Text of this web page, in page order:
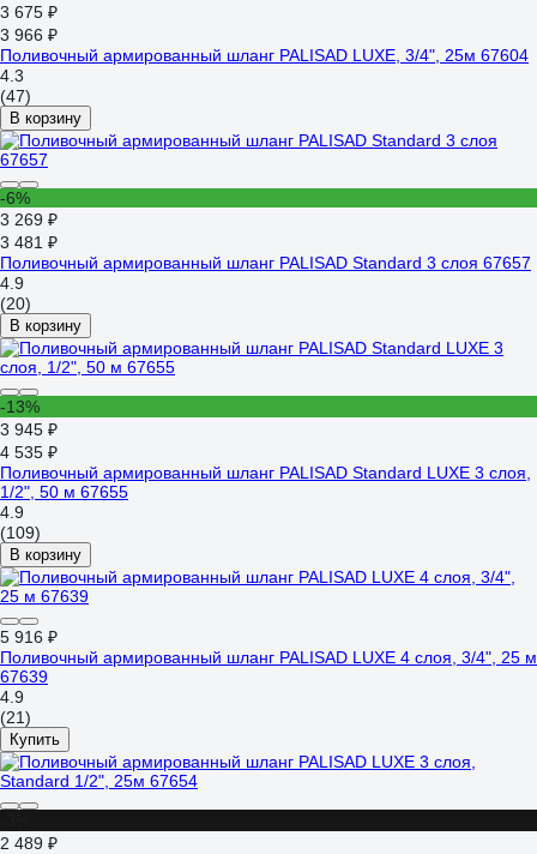
3 675 ₽
3 966 ₽
Поливочный армированный шланг PALISAD LUXE, 3/4", 25м 67604
4.3
(47)
В корзину
-6%
3 269 ₽
3 481 ₽
Поливочный армированный шланг PALISAD Standard 3 слоя 67657
4.9
(20)
В корзину
-13%
3 945 ₽
4 535 ₽
Поливочный армированный шланг PALISAD Standard LUXE 3 слоя,
1/2", 50 м 67655
4.9
(109)
В корзину
5 916 ₽
Поливочный армированный шланг PALISAD LUXE 4 слоя, 3/4", 25 м
67639
4.9
(21)
Купить
2 489 ₽